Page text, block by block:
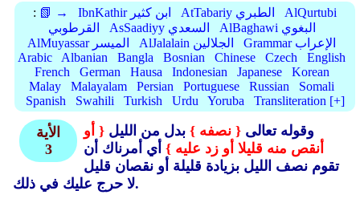
: 📗 → IbnKathir ابن كثير AtTabariy الطبري
AlQurtubi
القرطوبي
AsSaadiyy السعدي
AlBaghawi البغوي
AlMuyassar الميسر
AlJalalain الجلالين
Grammar الإعراب
Arabic
Albanian Bangla Bosnian Chinese Czech
English
French
German Hausa Indonesian Japanese
Korean
Malay
Malayalam Persian Portuguese Russian
Somali
Spanish
Swahili Turkish Urdu Yoruba Transliteration [+]
الأية
3
وقوله تعالى { نصفه } بدل من الليل { أو
أنقص منه قليلا أو زد عليه } أي أمرناك أن
تقوم نصف الليل بزيادة قليلة أو نقصان قليل
لا حرج عليك في ذلك.